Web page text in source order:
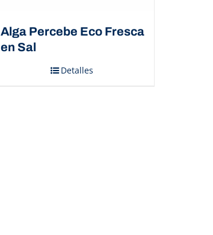
Alga Percebe Eco Fresca
en Sal
Detalles